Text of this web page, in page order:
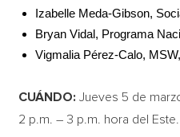
Izabelle Meda-Gibson,
Bryan Vidal, Programa
Vigmalia Pérez-Calo,
CUÁNDO:Jueves 5 de
2 p.m. – 3 p.m. hora del Este.